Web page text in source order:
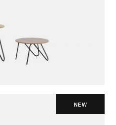
NEW